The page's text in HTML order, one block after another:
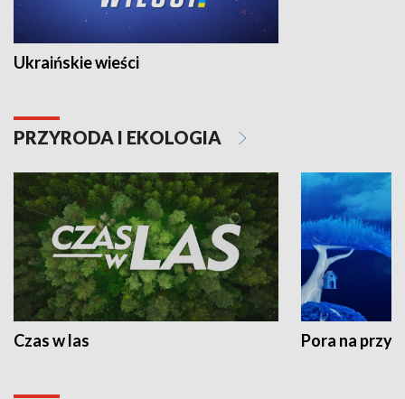
Ukraińskie wieści
PRZYRODA I EKOLOGIA
Czas w las Pora na